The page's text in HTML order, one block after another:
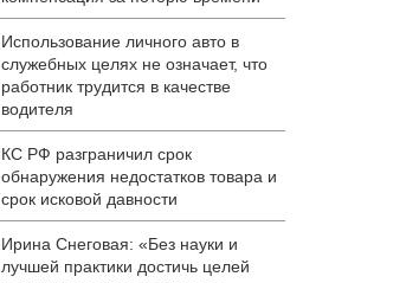
Использование личного авто в
служебных целях не означает, что
работник трудится в качестве
водителя
КС РФ разграничил срок
обнаружения недостатков товара и
срок исковой давности
Ирина Снеговая: «Без науки и
лучшей практики достичь целей